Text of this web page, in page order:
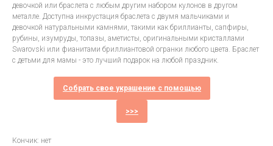
девочкой или браслета с любым другим набором кулонов в другом
металле. Доступна инкрустация браслета с двумя мальчиками и
девочкой натуральными камнями, такими как бриллианты, сапфиры,
рубины, изумруды, топазы, аметисты, оригинальными кристаллами
Swarovski или фианитами бриллиантовой огранки любого цвета. Браслет
с детьми для мамы - это лучший подарок на любой праздник.
Собрать свое украшение с помощью
>>>
Кончик: нет